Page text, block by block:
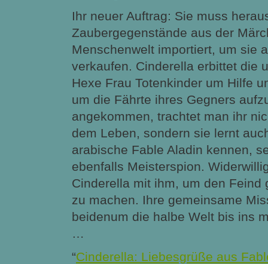
Ihr neuer Auftrag: Sie muss
Zaubergegenstände aus der
Menschenwelt importiert, um sie
verkaufen. Cinderella erbittet die
Hexe Frau Totenkinder um Hilfe
um die Fährte ihres Gegners
angekommen, trachtet man ihr
dem Leben, sondern sie lernt
arabische Fable Aladin kennen,
ebenfalls Meisterspion.
Cinderella mit ihm, um den Feind
zu machen. Ihre gemeinsame
beidenum die halbe Welt bis ins
…
“Cinderella: Liebesgrüße aus